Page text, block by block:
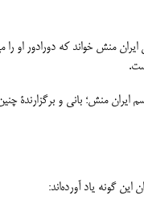
منش خواند که دورادور او